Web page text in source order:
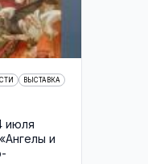
ВЫСТАВКА
июля
и